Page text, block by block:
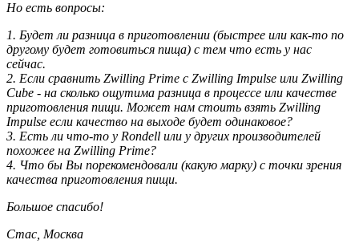
Но есть вопросы:
1. Будет ли разница в приготовлении (быстрее или как-то по
другому будет готовиться пища) с тем что есть у нас
сейчас.
2. Если сравнить Zwilling Prime с Zwilling Impulse или Zwilling
Cube - на сколько ощутима разница в процессе или качестве
приготовления пищи. Может нам стоить взять Zwilling
Impulse если качество на выходе будет одинаковое?
3. Есть ли что-то у Rondell или у других производителей
похожее на Zwilling Prime?
4. Что бы Вы порекомендовали (какую марку) с точки зрения
качества приготовления пищи.
Большое спасибо!
Стас, Москва